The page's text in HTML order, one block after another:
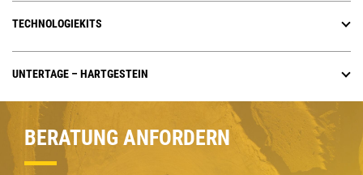
TECHNOLOGIEKITS
UNTERTAGE – HARTGESTEIN
BERATUNG ANFORDERN